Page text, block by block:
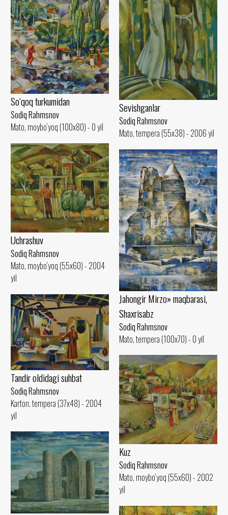
Sevishganlar
Sodiq Rahmsnov
Mato, tempera (55x38) - 2006 yil
So‘qoq turkumidan
Sodiq Rahmsnov
Mato, moybo‘yoq (100x80) - 0 yil
Uchrashuv
Sodiq Rahmsnov
Mato, moybo‘yoq (55x60) - 2004
yil
Jahongir Mirzo» maqbarasi,
Shaxrisabz
Sodiq Rahmsnov
Mato, tempera (100x70) - 0 yil
Tandir oldidagi suhbat
Sodiq Rahmsnov
Karton. tempera (37x48) - 2004
yil
Kuz
Sodiq Rahmsnov
Mato, moybo‘yoq (55x60) - 2002
yil